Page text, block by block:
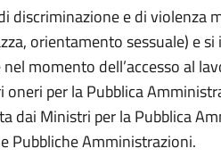
discriminazione e di violenza
orientamento sessuale) e
momento dell’accesso al
oneri per la Pubblica
dai Ministri per la Pubblica
Pubbliche Amministrazioni.